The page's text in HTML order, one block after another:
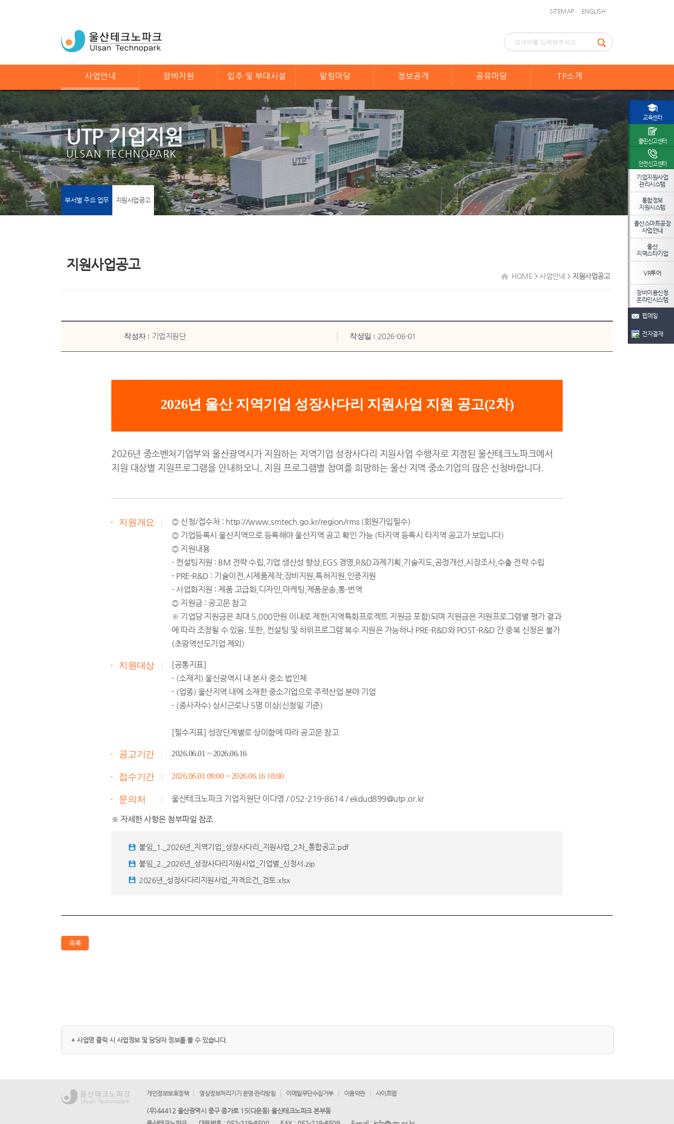
SITEMAP ENGLISH
사업안내 장비지원 입주 및 부대시설 알림마당 정보공개 공유마당 TP소개
UTP 기업지원
ULSAN TECHNOPARK
부서별 주요 업무 지원사업공고
지원사업공고
HOME 사업안내 지원사업공고
작성자 : 기업지원단 작성일 : 2026-06-01
2026년 울산 지역기업 성장사다리 지원사업 지원 공고(2차)
2026년 중소벤처기업부와 울산광역시가 지원하는 지역기업 성장사다리 지원사업 수행자로 지정된 울산테크노파크에서
지원 대상별 지원프로그램을 안내하오니, 지원 프로그램별 참여를 희망하는 울산 지역 중소기업의 많은 신청바랍니다.
지원개요
◎ 신청/접수처 : http://www.smtech.go.kr/region/rms (회원가입필수)
◎ 기업등록시 울산지역으로 등록해야 울산지역 공고 확인 가능 (타지역 등록시 타지역 공고가 보입니다)
◎ 지원내용
- 컨설팅지원 : BM 전략 수립,기업 생산성 향상,EGS 경영,R&D과제기획,기술지도,공정개선,시장조사,수출 전략 수립
- PRE-R&D : 기술이전,시제품제작,장비지원,특허지원,인증지원
- 사업화지원 : 제품 고급화,디자인,마케팅,제품운송,통·번역
◎ 지원금 : 공고문 참고
※ 기업당 지원금은 최대 5,000만원 이내로 제한(지역특화프로젝트 지원금 포함)되며 지원금은 지원프로그램별 평가 결과
에 따라 조정될 수 있음. 또한, 컨설팅 및 하위프로그램 복수 지원은 가능하나 PRE-R&D와 POST-R&D 간 중복 신청은 불가
(초광역선도기업 제외)
지원대상
[공통지표]
- (소재지) 울산광역시 내 본사 중소 법인체
- (업종) 울산지역 내에 소재한 중소기업으로 주력산업 분야 기업
- (종사자수) 상시근로나 5명 이상(신청일 기준)
[필수지표] 성장단계별로 상이함에 따라 공고문 참고
공고기간 2026.06.01 ~ 2026.06.16
접수기간 2026.06.01 09:00 ~ 2026.06.16 18:00
문의처 울산테크노파크 기업지원단 이다영 / 052-219-8614 / ekdud899@utp.or.kr
※ 자세한 사항은 첨부파일 참조
붙임_1._2026년_지역기업_성장사다리_지원사업_2차_통합공고.pdf
붙임_2._2026년_성장사다리지원사업_기업별_신청서.zip
2026년_성장사다리지원사업_자격요건_검토.xlsx
목록
사업명 클릭 시 사업정보 및 담당자 정보를 볼 수 있습니다.
개인정보보호정책 영상정보처리기기 운영·관리방침 이메일무단수집거부 이용약관 사이트맵
(우)44412 울산광역시 중구 종가로 15(다운동) 울산테크노파크 본부동
교육센터
클린신고센터
안전신고센터
기업지원사업
관리시스템
통합정보
지원시스템
울산스마트공장
사업안내
울산
지역스타기업
VR투어
장비이용신청
온라인시스템
웹메일
전자결재